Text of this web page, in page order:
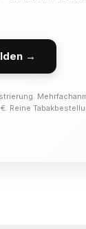
→
Reine